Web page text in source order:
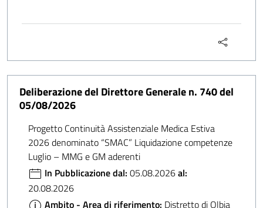
Deliberazione del Direttore Generale n. 740 del
05/08/2026
Progetto Continuità Assistenziale Medica Estiva
2026 denominato “SMAC” Liquidazione competenze
Luglio – MMG e GM aderenti
In Pubblicazione dal: 05.08.2026al:
20.08.2026
Ambito - Area di riferimento: Distretto di Olbia